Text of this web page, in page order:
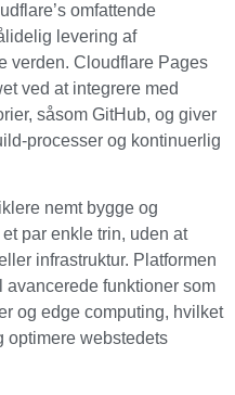
omfattende
levering af
verden. Cloudflare Pages
ved at integrere med
såsom GitHub, og giver
processer og kontinuerlig
nemt bygge og
par enkle trin, uden at
infrastruktur. Platformen
funktioner som
og edge computing, hvilket
optimere webstedets